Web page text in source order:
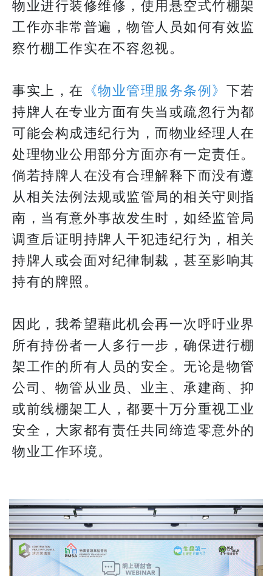
物业进行装修维修，使用悬空式竹棚架
工作亦非常普遍，物管人员如何有效监
察竹棚工作实在不容忽视。
事实上，在 《物业管理服务条例》 下若
持牌人在专业方面有失当或疏忽行为都
可能会构成违纪行为，而物业经理人在
处理物业公用部分方面亦有一定责任。
倘若持牌人在没有合理解释下而没有遵
从相关法例法规或监管局的相关守则指
南，当有意外事故发生时，如经监管局
调查后证明持牌人干犯违纪行为，相关
持牌人或会面对纪律制裁，甚至影响其
持有的牌照。
因此，我希望藉此机会再一次呼吁业界
所有持份者一人多行一步，确保进行棚
架工作的所有人员的安全。无论是物管
公司、物管从业员、业主、承建商、抑
或前线棚架工人，都要十万分重视工业
安全，大家都有责任共同缔造零意外的
物业工作环境。